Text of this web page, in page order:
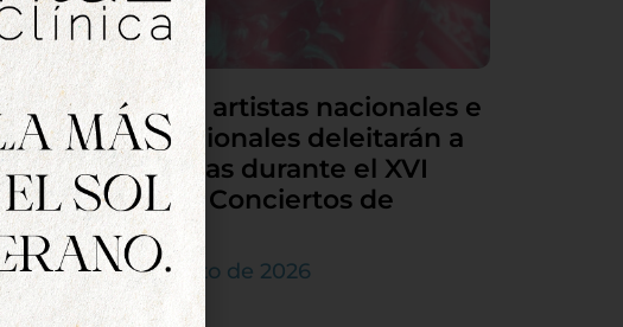
Grandes artistas nacionales e
internacionales deleitarán a
Tordesillas durante el XVI
Ciclo de Conciertos de
Órgano
4 de agosto de 2026